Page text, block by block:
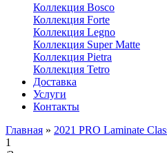
Коллекция Bosco
Коллекция Forte
Коллекция Legno
Коллекция Super Matte
Коллекция Pietra
Коллекция Tetro
Доставка
Услуги
Контакты
Главная » 2021 PRO Laminate
1